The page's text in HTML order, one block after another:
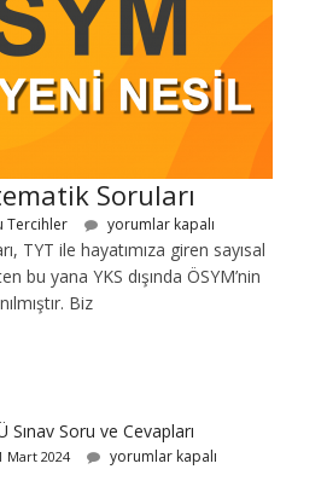
Soruları
Tercihler yorumlar kapalı
TYT ile hayatımıza giren sayısal
bu yana YKS dışında ÖSYM’nin
Biz
Sınav Soru ve Cevapları
Mart 2024 yorumlar kapalı